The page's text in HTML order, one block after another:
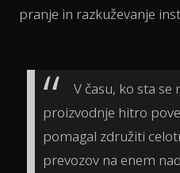
pranje in razkuževanje
V času, ko sta
proizvodnje hitro
pomagal združiti
prevozov na enem